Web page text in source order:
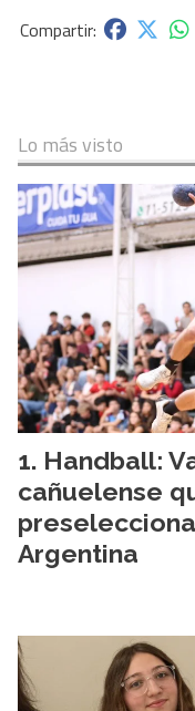
Lo más visto
Handball:
cañuelense
Argentina